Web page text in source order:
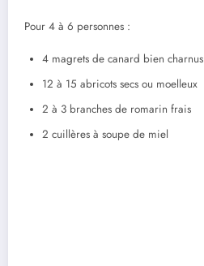
Pour 4 à 6 personnes :
4 magrets de canard bien charnus
12 à 15 abricots secs ou moelleux
2 à 3 branches de romarin frais
2 cuillères à soupe de miel